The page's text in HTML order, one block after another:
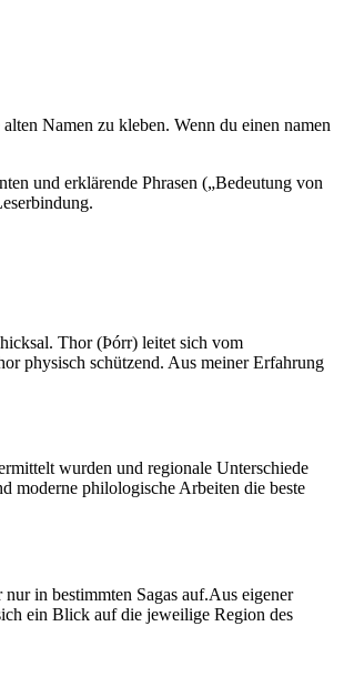
Namen zu kleben. Wenn du einen namen
und erklärende Phrasen („Bedeutung von
Thor (Þórr) leitet sich vom
physisch schützend. Aus meiner Erfahrung
⁤wurden und‌ regionale Unterschiede
moderne philologische‌ Arbeiten die beste
in bestimmten ⁤Sagas auf.Aus eigener
ein Blick auf die​ jeweilige Region des